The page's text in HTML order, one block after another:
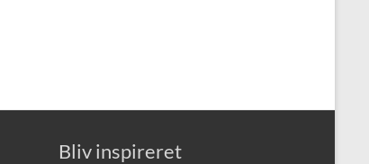
Bliv inspireret